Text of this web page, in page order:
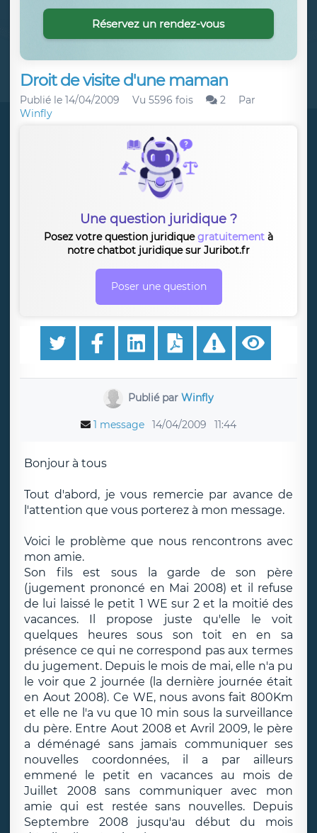
Droit de visite d'une maman
Publié le 14/04/2009 Vu 5596 fois 2
Par
Winfly
Une question juridique ?
Posez votre question juridiquegratuitement à
notre chatbot juridique sur Juribot.fr
Poser une question
Publié parWinfly
1 message 14/04/2009 11:44
Bonjour à tous
Tout d'abord, je vous remercie par avance de
l'attention que vous porterez à mon message.
Voici le problème que nous rencontrons avec
mon amie.
Son fils est sous la garde de son père
(jugement prononcé en Mai 2008) et il refuse
de lui laissé le petit 1 WE sur 2 et la moitié des
vacances. Il propose juste qu'elle le voit
quelques heures sous son toit en en sa
présence ce qui ne correspond pas aux termes
du jugement. Depuis le mois de mai, elle n'a pu
le voir que 2 journée (la dernière journée était
en Aout 2008). Ce WE, nous avons fait 800Km
et elle ne l'a vu que 10 min sous la surveillance
du père. Entre Aout 2008 et Avril 2009, le père
a déménagé sans jamais communiquer ses
nouvelles coordonnées, il a par ailleurs
emmené le petit en vacances au mois de
Juillet 2008 sans communiquer avec mon
amie qui est restée sans nouvelles. Depuis
Septembre 2008 jusqu'au début du mois
Réservez un rendez-vous